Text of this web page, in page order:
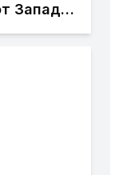
Западен